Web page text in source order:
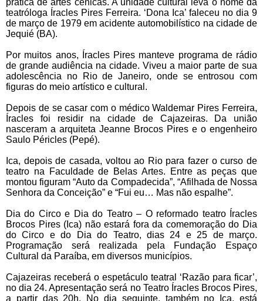
prática de artes cênicas. A unidade cultural leva o nome da
teatróloga Íracles Pires Ferreira. ‘Dona Ica’ faleceu no dia 9
de março de 1979 em acidente automobilístico na cidade de
Jequié (BA).
Por muitos anos, Íracles Pires manteve programa de rádio
de grande audiência na cidade. Viveu a maior parte de sua
adolescência no Rio de Janeiro, onde se entrosou com
figuras do meio artístico e cultural.
Depois de se casar com o médico Waldemar Pires Ferreira,
Íracles foi residir na cidade de Cajazeiras. Da união
nasceram a arquiteta Jeanne Brocos Pires e o engenheiro
Saulo Péricles (Pepé).
Ica, depois de casada, voltou ao Rio para fazer o curso de
teatro na Faculdade de Belas Artes. Entre as peças que
montou figuram “Auto da Compadecida”, “Afilhada de Nossa
Senhora da Conceição” e “Fui eu… Mas não espalhe”.
Dia do Circo e Dia do Teatro – O reformado teatro Íracles
Brocos Pires (Ica) não estará fora da comemoração do Dia
do Circo e do Dia do Teatro, dias 24 e 25 de março.
Programação será realizada pela Fundação Espaço
Cultural da Paraíba, em diversos municípios.
Cajazeiras receberá o espetáculo teatral ‘Razão para ficar’,
no dia 24. Apresentação será no Teatro Íracles Brocos Pires,
a partir das 20h. No dia seguinte, também no Ica, está